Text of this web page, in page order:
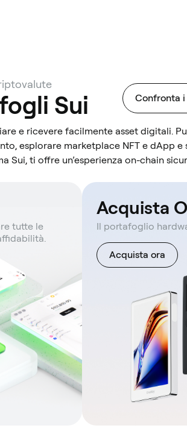
Sui Confronta
e ricevere facilmente asset digitali.
esplorare marketplace NFT e dApp
Sui, ti offre un’esperienza on-chain
tutte le
Acquista
Il portafoglio
Acquista ora